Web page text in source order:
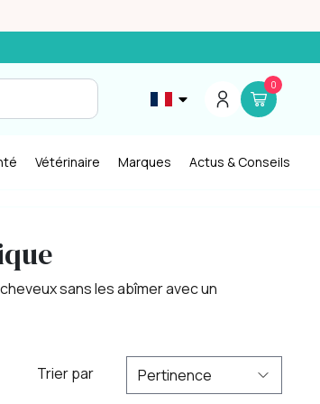
0
Vétérinaire Marques Actus & Conseils
sans les abîmer avec un
Trier par